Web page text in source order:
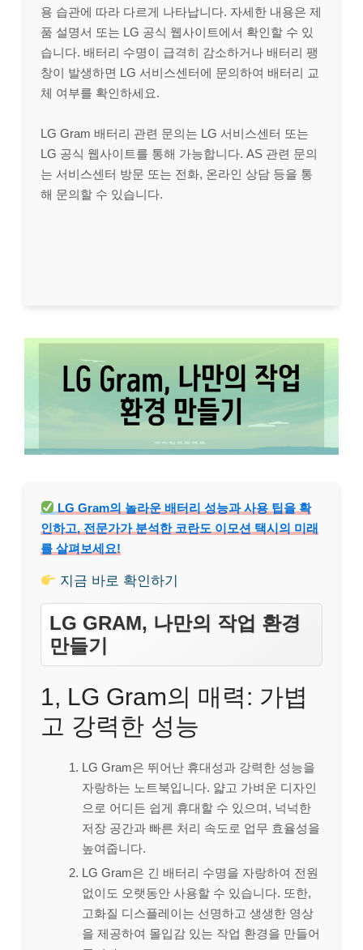
용 습관에 따라 다르게 나타납니다. 자세한 내용은 제
품 설명서 또는 LG 공식 웹사이트에서 확인할 수 있
습니다. 배터리 수명이 급격히 감소하거나 배터리 팽
창이 발생하면 LG 서비스센터에 문의하여 배터리 교
체 여부를 확인하세요.
LG Gram 배터리 관련 문의는 LG 서비스센터 또는
LG 공식 웹사이트를 통해 가능합니다. AS 관련 문의
는 서비스센터 방문 또는 전화, 온라인 상담 등을 통
해 문의할 수 있습니다.
LG Gram의 놀라운 배터리 성능과 사용 팁을 확
인하고, 전문가가 분석한 코란도 이모션 택시의 미래
를 살펴보세요!
지금 바로 확인하기
LG GRAM, 나만의 작업 환경
만들기
1, LG Gram의 매력: 가볍
고 강력한 성능
LG Gram은 뛰어난 휴대성과 강력한 성능을
자랑하는 노트북입니다. 얇고 가벼운 디자인
으로 어디든 쉽게 휴대할 수 있으며, 넉넉한
저장 공간과 빠른 처리 속도로 업무 효율성을
높여줍니다.
LG Gram은 긴 배터리 수명을 자랑하여 전원
없이도 오랫동안 사용할 수 있습니다. 또한,
고화질 디스플레이는 선명하고 생생한 영상
을 제공하여 몰입감 있는 작업 환경을 만들어